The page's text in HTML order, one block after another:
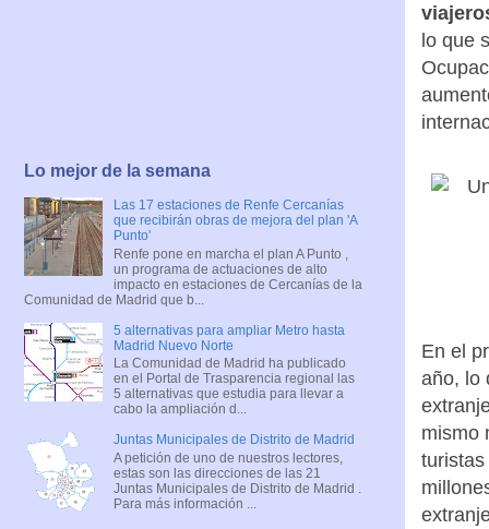
lo que
En el
año, lo
mismo
Lo mejor de la semana
Las 17 estaciones de Renfe Cercanías
que recibirán obras de mejora del plan 'A
Punto'
Renfe pone en marcha el plan A Punto ,
un programa de actuaciones de alto
impacto en estaciones de Cercanías de la
Comunidad de Madrid que b...
5 alternativas para ampliar Metro hasta
Madrid Nuevo Norte
La Comunidad de Madrid ha publicado
en el Portal de Trasparencia regional las
5 alternativas que estudia para llevar a
cabo la ampliación d...
Juntas Municipales de Distrito de Madrid
A petición de uno de nuestros lectores,
estas son las direcciones de las 21
Juntas Municipales de Distrito de Madrid .
Para más información ...